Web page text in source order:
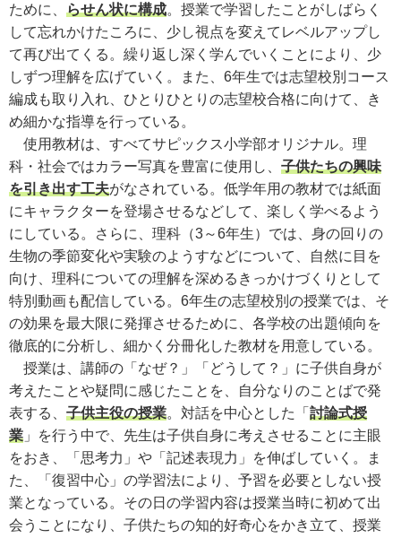
ために、 らせん状に構成。授業で学習したことがしばらく
して忘れかけたころに、少し視点を変えてレベルアップし
て再び出てくる。繰り返し深く学んでいくことにより、少
しずつ理解を広げていく。また、6年生では志望校別コース
編成も取り入れ、ひとりひとりの志望校合格に向けて、き
め細かな指導を行っている。
使用教材は、すべてサピックス小学部オリジナル。理
科・社会ではカラー写真を豊富に使用し、 子供たちの興味
を引き出す工夫がなされている。低学年用の教材では紙面
にキャラクターを登場させるなどして、楽しく学べるよう
にしている。さらに、理科（3～6年生）では、身の回りの
生物の季節変化や実験のようすなどについて、自然に目を
向け、理科についての理解を深めるきっかけづくりとして
特別動画も配信している。6年生の志望校別の授業では、そ
の効果を最大限に発揮させるために、各学校の出題傾向を
徹底的に分析し、細かく分冊化した教材を用意している。
授業は、講師の「なぜ？」「どうして？」に子供自身が
考えたことや疑問に感じたことを、自分なりのことばで発
表する、 子供主役の授業。対話を中心とした「 討論式授
業 」を行う中で、先生は子供自身に考えさせることに主眼
をおき、「思考力」や「記述表現力」を伸ばしていく。ま
た、「復習中心」の学習法により、予習を必要としない授
業となっている。その日の学習内容は授業当時に初めて出
会うことになり、子供たちの知的好奇心をかき立て、授業